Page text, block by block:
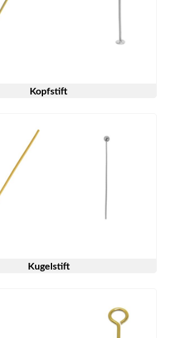
Kopfstift
Kugelstift